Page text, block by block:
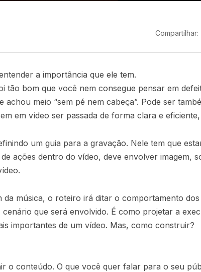
Compartilhar:
a importância que ele tem.
tão bom que você nem consegue pensar em
meio “sem pé nem cabeça”. Pode ser
em vídeo ser passada de forma clara e
um guia para a gravação. Nele tem que
ações dentro do vídeo, deve envolver imagem,
música, o roteiro irá ditar o comportamento
que será envolvido. É como projetar a
importantes de um vídeo. Mas, como construir?
o conteúdo. O que você quer falar para o seu